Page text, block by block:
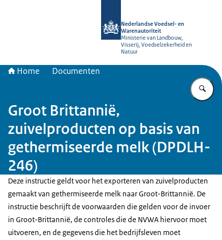
Nederlandse Voedsel- en
Warenautoriteit
Ministerie van Landbouw,
Visserij, Voedselzekerheid en
Natuur
Home Documenten
Groot Brittannië,
zuivelproducten op basis van
gethermiseerde melk (DPDLH-
246)
Deze instructie geldt voor het exporteren van zuivelproducten
gemaakt van gethermiseerde melk naar Groot-Brittannië. De
instructie beschrijft de voorwaarden die gelden voor de invoer
in Groot-Brittannië, de controles die de NVWA hiervoor moet
uitvoeren, en de gegevens die het bedrijfsleven moet